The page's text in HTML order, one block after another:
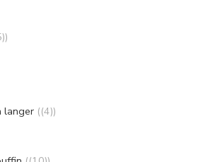
langer (4)